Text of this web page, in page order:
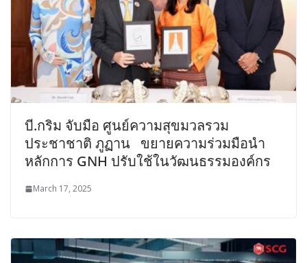
บี.กริม จับมือ ศูนย์ความสุขมวลรวม
ประชาชาติ ภูฏาน ขยายความร่วมมือนำ
หลักการ GNH ปรับใช้ในวัฒนธรรมองค์กร
March 17, 2025